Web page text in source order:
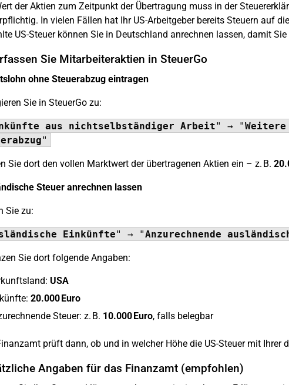
der Aktien zum Zeitpunkt der Übertragung muss in der
In vielen Fällen hat Ihr US-Arbeitgeber bereits Steuern auf
US-Steuer können Sie in Deutschland anrechnen lassen, damit
Sie Mitarbeiteraktien in SteuerGo
ohne Steuerabzug eintragen
Sie in SteuerGo zu:
aus nichtselbständiger Arbeit" → "Weitere
"
Sie dort den vollen Marktwert der übertragenen Aktien ein – z. B.
Steuer anrechnen lassen
Sie zu:
Einkünfte" → "Anzurechnende
Sie dort folgende Angaben:
USA
20.000 Euro
Steuer: z. B. 10.000 Euro, falls belegbar
prüft dann, ob und in welcher Höhe die US-Steuer mit Ihrer
Angaben für das Finanzamt (empfohlen)